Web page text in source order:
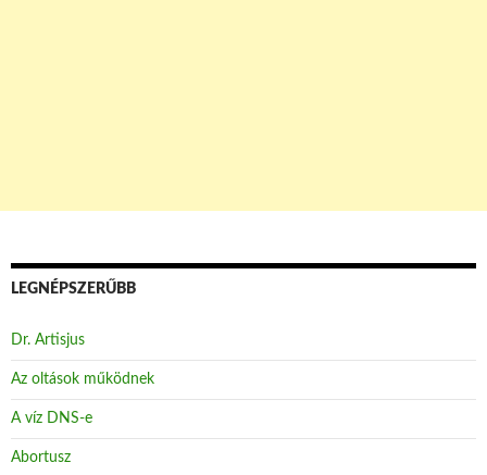
LEGNÉPSZERŰBB
Dr. Artisjus
Az oltások működnek
A víz DNS-e
Abortusz